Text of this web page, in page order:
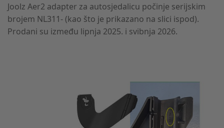
Joolz Aer2 adapter za autosjedalicu počinje serijskim
brojem NL311- (kao što je prikazano na slici ispod).
Prodani su između lipnja 2025. i svibnja 2026.